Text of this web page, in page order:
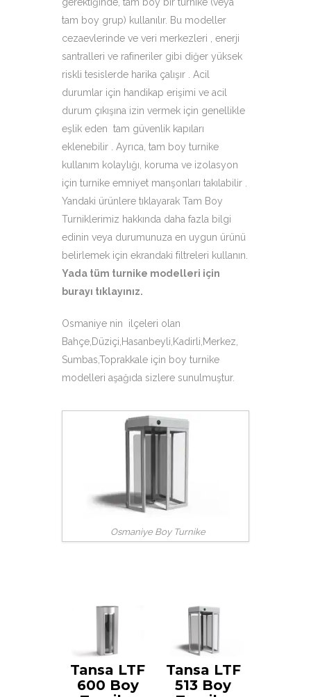
tam boy grup) kullanılır. Bu modeller
cezaevlerinde ve veri merkezleri , enerji
santralleri ve rafineriler gibi diğer yüksek
riskli tesislerde harika çalışır . Acil
durumlar için handikap erişimi ve acil
durum çıkışına izin vermek için genellikle
eşlik eden tam güvenlik kapıları
eklenebilir . Ayrıca, tam boy turnike
kullanım kolaylığı, koruma ve izolasyon
için turnike emniyet manşonları takılabilir .
Yandaki ürünlere tıklayarak Tam Boy
Turniklerimiz hakkında daha fazla bilgi
edinin veya durumunuza en uygun ürünü
belirlemek için ekrandaki filtreleri kullanın.
Yada tüm turnike modelleri için
burayı tıklayınız.
Osmaniye nin ilçeleri olan
Bahçe,Düziçi,Hasanbeyli,Kadirli,Merkez,
Sumbas,Toprakkale için boy turnike
modelleri aşağıda sizlere sunulmuştur.
Osmaniye Boy Turnike
Tansa LTF
600 Boy
Tansa LTF
513 Boy